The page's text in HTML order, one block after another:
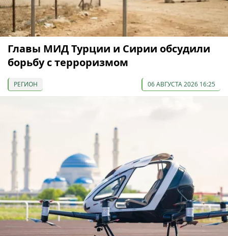
Главы МИД Турции и Сирии обсудили
борьбу с терроризмом
РЕГИОН 06 АВГУСТА 2026 16:25